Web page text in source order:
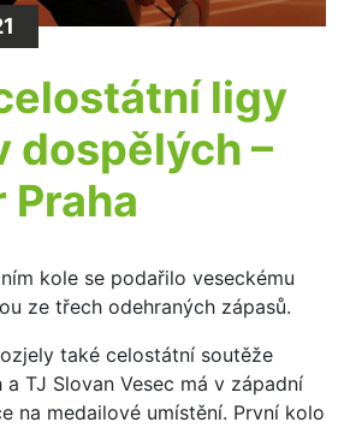
ligy
dospělých –
Praha
kole se podařilo veseckému
ze třech odehraných zápasů.
také celostátní soutěže
TJ Slovan Vesec má v západní
na medailové umístění. První kolo